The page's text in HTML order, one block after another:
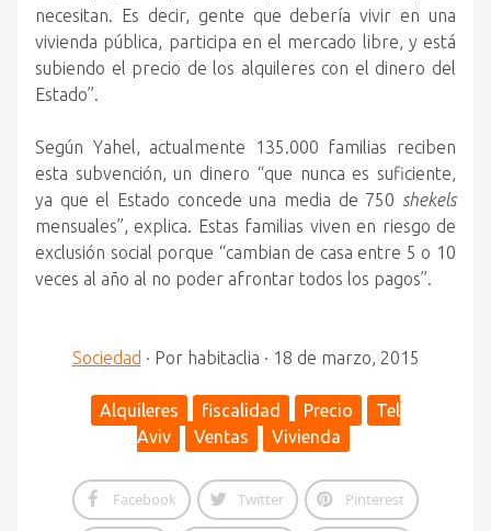
necesitan. Es decir, gente que debería vivir en una
vivienda pública, participa en el mercado libre, y está
subiendo el precio de los alquileres con el dinero del
Estado”.
Según Yahel, actualmente 135.000 familias reciben
esta subvención, un dinero “que nunca es suficiente,
ya que el Estado concede una media de 750 shekels
mensuales”, explica. Estas familias viven en riesgo de
exclusión social porque “cambian de casa entre 5 o 10
veces al año al no poder afrontar todos los pagos”.
Sociedad · Por habitaclia · 18 de marzo, 2015
Alquileres fiscalidad Precio
Tel
Aviv
Ventas Vivienda
Facebook Twitter Pinterest